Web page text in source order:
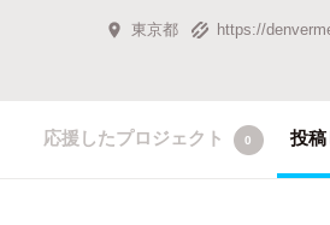
東京都 https://
応援したプロジェクト 0 投